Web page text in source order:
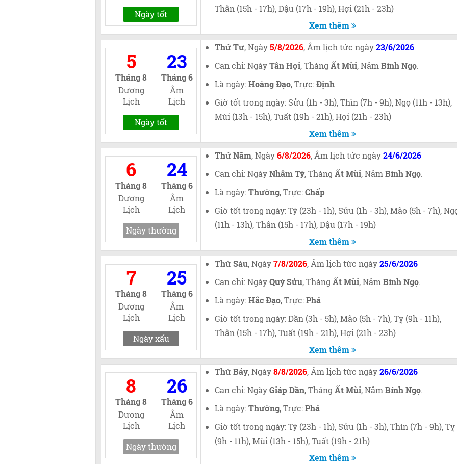
Ngày tốt
Thân (15h - 17h), Dậu (17h - 19h), Hợi (21h - 23h)
Xem thêm
5
Tháng 8
Dương
Lịch
23
Tháng 6
Âm
Lịch
Ngày tốt
Thứ Tư, Ngày5/8/2026, Âm lịch tức ngày23/6/2026
Can chi: NgàyTân Hợi, Tháng Ất Mùi, Năm Bính Ngọ.
Là ngày:Hoàng Đạo, Trực:Định
Giờ tốt trong ngày: Sửu (1h - 3h), Thìn (7h - 9h), Ngọ (11h - 13h),
Mùi (13h - 15h), Tuất (19h - 21h), Hợi (21h - 23h)
Xem thêm
6
Tháng 8
Dương
Lịch
24
Tháng 6
Âm
Lịch
Ngày thường
Thứ Năm, Ngày6/8/2026, Âm lịch tức ngày24/6/2026
Can chi: NgàyNhâm Tý, Tháng Ất Mùi, Năm Bính Ngọ.
Là ngày:Thường, Trực:Chấp
Giờ tốt trong ngày: Tý (23h - 1h), Sửu (1h - 3h), Mão (5h - 7h),
(11h - 13h), Thân (15h - 17h), Dậu (17h - 19h)
Xem thêm
7
Tháng 8
Dương
Lịch
25
Tháng 6
Âm
Lịch
Ngày xấu
Thứ Sáu, Ngày7/8/2026, Âm lịch tức ngày25/6/2026
Can chi: NgàyQuý Sửu, Tháng Ất Mùi, Năm Bính Ngọ.
Là ngày:Hắc Đạo, Trực:Phá
Giờ tốt trong ngày: Dần (3h - 5h), Mão (5h - 7h), Tỵ (9h - 11h),
Thân (15h - 17h), Tuất (19h - 21h), Hợi (21h - 23h)
Xem thêm
8
Tháng 8
Dương
Lịch
26
Tháng 6
Âm
Lịch
Ngày thường
Thứ Bảy, Ngày8/8/2026, Âm lịch tức ngày26/6/2026
Can chi: NgàyGiáp Dần, Tháng Ất Mùi, Năm Bính Ngọ.
Là ngày:Thường, Trực:Phá
Giờ tốt trong ngày: Tý (23h - 1h), Sửu (1h - 3h), Thìn (7h - 9h), Tỵ
(9h - 11h), Mùi (13h - 15h), Tuất (19h - 21h)
Xem thêm